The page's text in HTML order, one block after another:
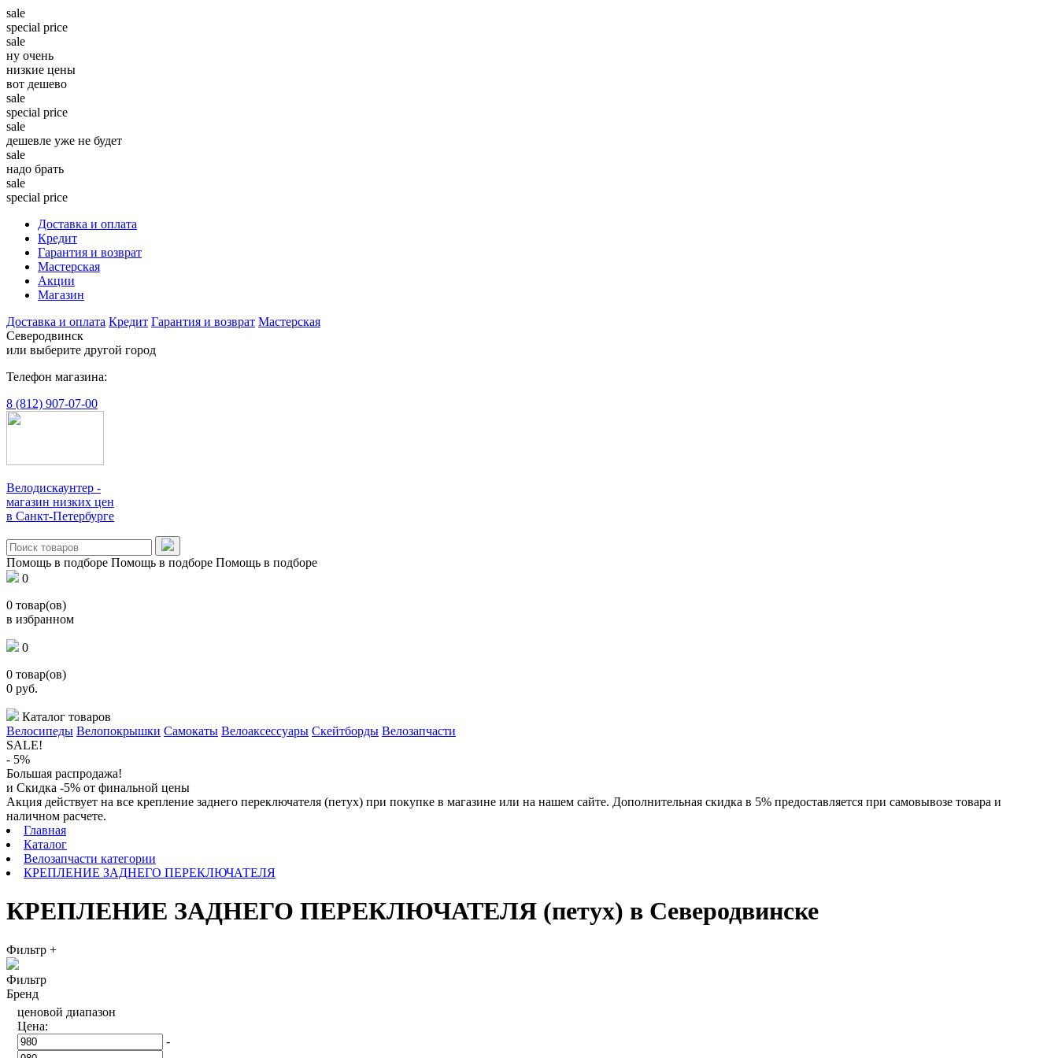
sale
special price
sale
ну очень
низкие цены
вот дешево
sale
special price
sale
дешевле уже не будет
sale
надо брать
sale
special price
Доставка и оплата
Кредит
Гарантия и возврат
Мастерская
Акции
Магазин
Доставка и оплата Кредит Гарантия и возврат Мастерская
Северодвинск
или выберите другой город
Телефон магазина:
8 (812) 907-07-00
Велодискаунтер -
магазин низких цен
в Санкт-Петербурге
Помощь в подборе Помощь в подборе Помощь в подборе
0
0 товар(ов)
в избранном
0
0 товар(ов)
0 руб.
Каталог товаров
Велосипеды Велопокрышки Самокаты Велоаксессуары Скейтборды Велозапчасти
SALE!
- 5%
Большая распродажа!
и Скидка -5% от финальной цены
Акция действует на все крепление заднего переключателя (петух) при покупке в магазине или на нашем сайте. Дополнительная скидка в 5% предоставляется при самовывозе товара и
наличном расчете.
Главная
Каталог
Велозапчасти категории
КРЕПЛЕНИЕ ЗАДНЕГО ПЕРЕКЛЮЧАТЕЛЯ
КРЕПЛЕНИЕ ЗАДНЕГО ПЕРЕКЛЮЧАТЕЛЯ (петух) в Северодвинске
Фильтр +
Фильтр
Бренд
ценовой диапазон
Цена:
-